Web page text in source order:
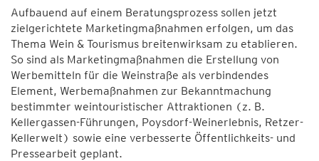
Aufbauend auf einem Beratungsprozess sollen jetzt
zielgerichtete Marketingmaßnahmen erfolgen, um das
Thema Wein & Tourismus breitenwirksam zu etablieren.
So sind als Marketingmaßnahmen die Erstellung von
Werbemitteln für die Weinstraße als verbindendes
Element, Werbemaßnahmen zur Bekanntmachung
bestimmter weintouristischer Attraktionen (z. B.
Kellergassen-Führungen, Poysdorf-Weinerlebnis, Retzer-
Kellerwelt) sowie eine verbesserte Öffentlichkeits- und
Pressearbeit geplant.